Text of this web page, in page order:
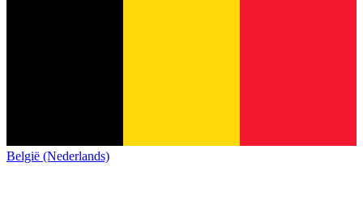
België (Nederlands)